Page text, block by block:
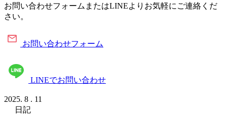
お問い合わせフォームまたはLINEよりお気軽にご連絡くだ
さい。
お問い合わせフォーム
LINEでお問い合わせ
2025. 8 . 11
日記